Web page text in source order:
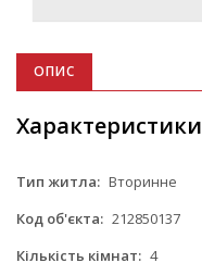
ОПИС
Характеристики
Тип житла: Вторинне
Код об'єкта: 212850137
Кількість кімнат: 4